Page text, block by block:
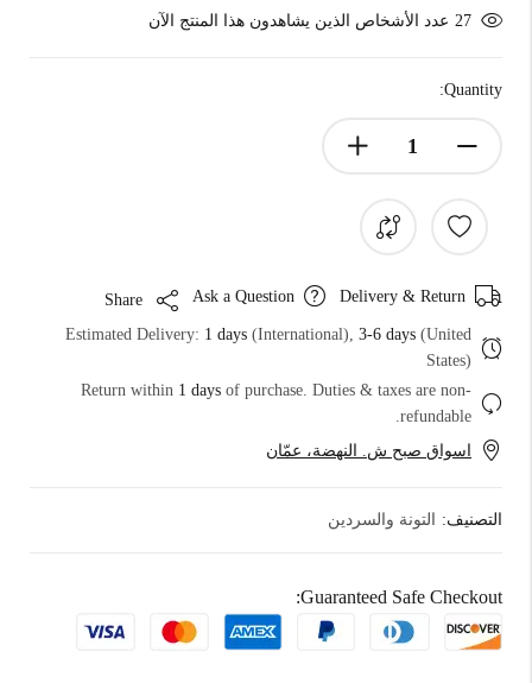
27 عدد الأشخاص الذين يشاهدون هذا المنتج الآن
Quantity:
Delivery & Return
Ask a Question
Estimated Delivery: 1 days (International), 3-6 days (United
States)
Return within 1 days of purchase. Duties & taxes are non-
refundable.
اسواق صبح ش. النهضة، عمّان
التصنيف: التونة والسردين
Guaranteed Safe Checkout: